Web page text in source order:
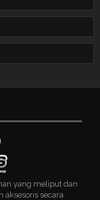
yang meliput dan
secara